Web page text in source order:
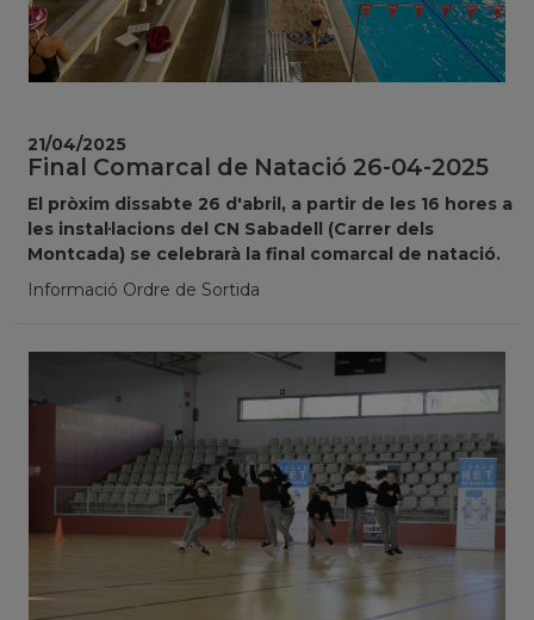
Final Comarcal de Natació 26-04-2025
El pròxim dissabte 26 d'abril, a partir de les 16 hores a
les instal·lacions del CN Sabadell (Carrer dels
Montcada) se celebrarà la final comarcal de natació.
Informació Ordre de Sortida
21/04/2025